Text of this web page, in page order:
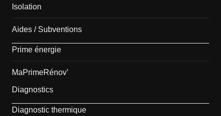
Isolation
Aides / Subventions
Prime énergie
MaPrimeRénov’
Diagnostics
Diagnostic thermique